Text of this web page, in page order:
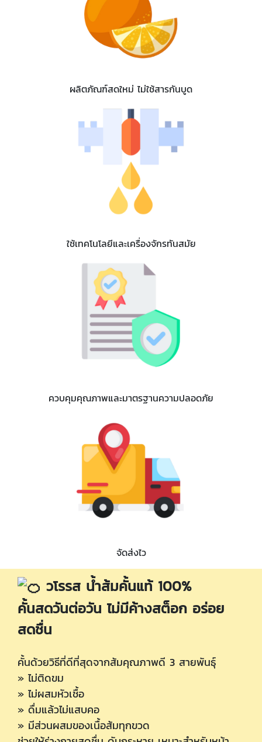
ผลิตภัณฑ์สดใหม่ ไม่ใช้สารกันบูด
ใช้เทคโนโลยีและเครื่องจักรทันสมัย
ควบคุมคุณภาพและมาตรฐานความปลอดภัย
จัดส่งไว
วโรรส น้ำส้มคั้นแท้ 100%
คั้นสดวันต่อวัน ไม่มีค้างสต็อก อร่อย
สดชื่น
คั้นด้วยวิธีที่ดีที่สุดจากส้มคุณภาพดี 3 สายพันธุ์
» ไม่ติดขม
» ไม่ผสมหัวเชื้อ
» ดื่มแล้วไม่แสบคอ
» มีส่วนผสมของเนื้อส้มทุกขวด